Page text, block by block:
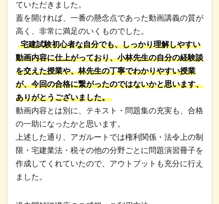
ていただきました。
蓋を開ければ、一番の懸念点であった動画講義の質が
高く、非常に満足のいくものでした。
宅建試験初心者な自分でも、しっかり理解しやすい
動画内容に仕上がっており、小林先生の自分の経験談
を交えた授業や、林先生の丁寧でわかりやすい授業
が、今回の合格に繋がったのではないかと思います、
ありがとうございました。
動画内容とは別に、テキスト・問題集の充実も、合格
の一助になったかと思います。
上述した通り、アガルートでは権利関係・法令上の制
限・宅建業法・税その他の分野ごとに問題演習冊子を
作成してくれていたので、アウトプットも充分に行え
ました。